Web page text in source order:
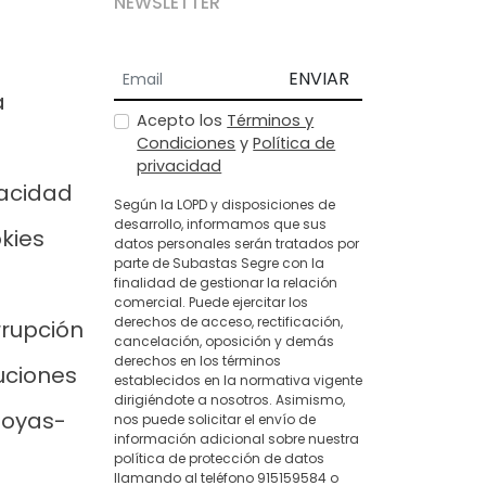
ENVIAR
Acepto los Términos y
Condiciones yPolítica de
privacidad
Según la LOPD y disposiciones de
desarrollo, informamos que sus
datos personales serán tratados por
parte de Subastas Segre con la
finalidad de gestionar la relación
comercial. Puede ejercitar los
derechos de acceso, rectificación,
cancelación, oposición y demás
derechos en los términos
establecidos en la normativa vigente
dirigiéndote a nosotros. Asimismo,
nos puede solicitar el envío de
información adicional sobre nuestra
política de protección de datos
llamando al teléfono 915159584 o